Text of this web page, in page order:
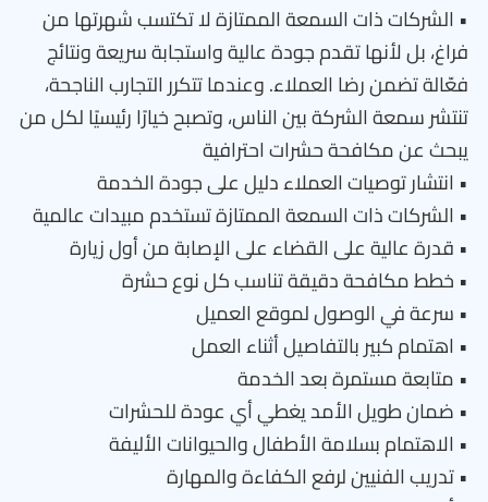
• الشركات ذات السمعة الممتازة لا تكتسب شهرتها من
فراغ، بل لأنها تقدم جودة عالية واستجابة سريعة ونتائج
فعّالة تضمن رضا العملاء. وعندما تتكرر التجارب الناجحة،
تنتشر سمعة الشركة بين الناس، وتصبح خيارًا رئيسيًا لكل من
يبحث عن مكافحة حشرات احترافية
• انتشار توصيات العملاء دليل على جودة الخدمة
• الشركات ذات السمعة الممتازة تستخدم مبيدات عالمية
• قدرة عالية على القضاء على الإصابة من أول زيارة
• خطط مكافحة دقيقة تناسب كل نوع حشرة
• سرعة في الوصول لموقع العميل
• اهتمام كبير بالتفاصيل أثناء العمل
• متابعة مستمرة بعد الخدمة
• ضمان طويل الأمد يغطي أي عودة للحشرات
• الاهتمام بسلامة الأطفال والحيوانات الأليفة
• تدريب الفنيين لرفع الكفاءة والمهارة